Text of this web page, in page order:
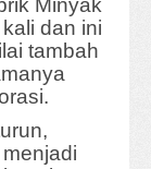
Minyak
dan ini
tambah